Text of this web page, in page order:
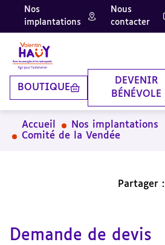
Aller
contenu
principal
Aller
pied
de
page
Aller
la
recherche
Nos
implantations
Nous
contacter
BOUTIQUE
DEVENIR
BÉNÉVOLE
Accueil
Nos implantations
Comité de la Vendée
Partager :
Demande de devis